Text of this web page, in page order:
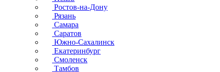
Ростов-на-Дону
Рязань
Самара
Саратов
Южно-Сахалинск
Екатеринбург
Смоленск
Тамбов